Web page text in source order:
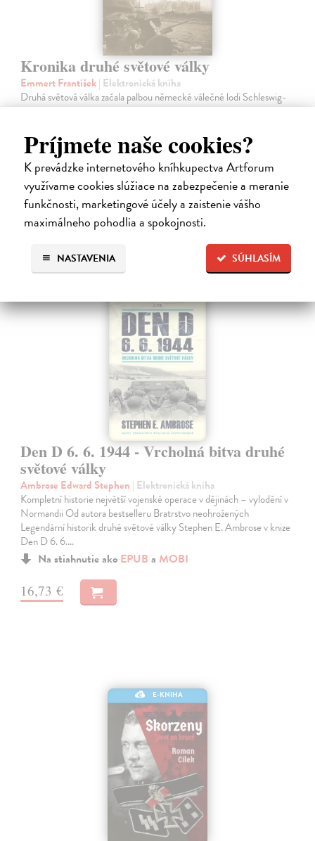
Príjmete naše cookies?
K prevádzke internetového kníhkupectva Artforum
využívame cookies slúžiace na zabezpečenie a meranie
funkčnosti, marketingové účely a zaistenie vášho
maximálneho pohodlia a spokojnosti.
SÚHLASÍM
NASTAVENIA
Kronika druhé světové války
Emmert František| Elektronická kniha
Druhá světová válka začala palbou německé válečné lodi Schleswig-
Holstein na polský poloostrov Westerplatte v časných ranních
byla dlouhá,…
Na stiahnutie akoPDF
28,40 €
Den D 6. 6. 1944 - Vrcholná bitva druhé
světové války
Ambrose Edward Stephen | Elektronická kniha
Kompletní historie největší vojenské operace v dějinách – vylodění v
Normandii Od autora bestselleru Bratrstvo neohrožených
Legendární historik druhé světové války Stephen E. Ambrose v knize
Den D 6. 6.…
Na stiahnutie ako EPUB a MOBI
16,73 €
E-KNIHA